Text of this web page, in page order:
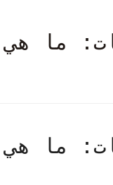
ما
ما